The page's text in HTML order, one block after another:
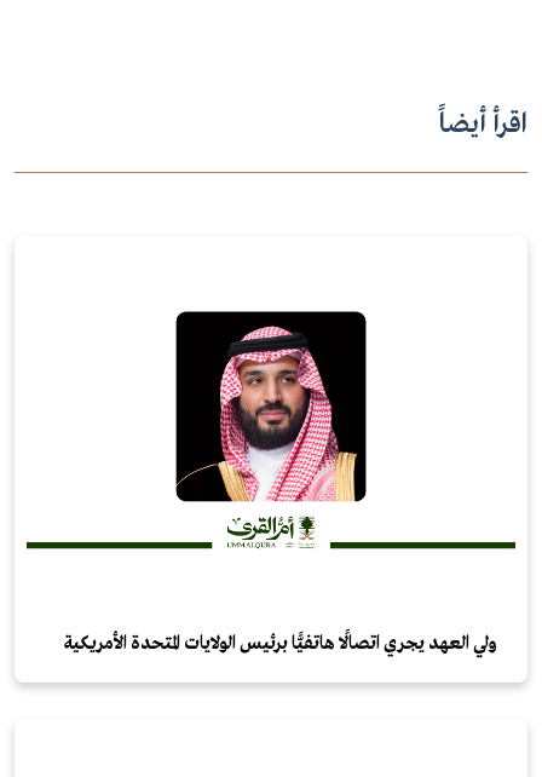
اقرأ أيضاً
ولي العهد يجري اتصالًا هاتفيًّا برئيس الولايات المتحدة الأمريكية